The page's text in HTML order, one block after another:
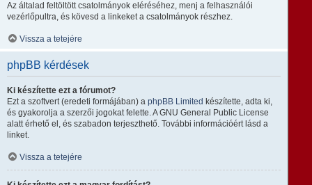
Az általad feltöltött csatolmányok eléréséhez, menj a felhasználói
vezérlőpultra, és kövesd a linkeket a csatolmányok részhez.
Vissza a tetejére
phpBB kérdések
Ki készítette ezt a fórumot?
Ezt a szoftvert (eredeti formájában) a phpBB Limited készítette, adta ki,
és gyakorolja a szerzői jogokat felette. A GNU General Public License
alatt érhető el, és szabadon terjeszthető. További információért lásd a
linket.
Vissza a tetejére